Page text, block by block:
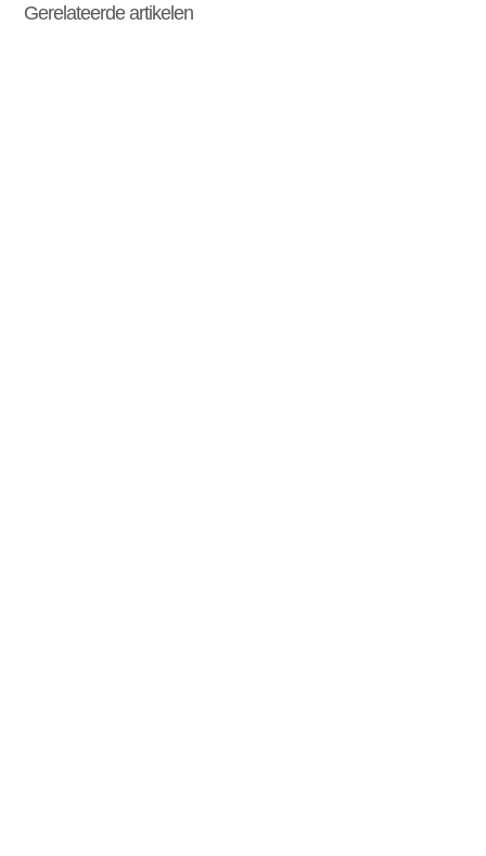
Gerelateerde artikelen